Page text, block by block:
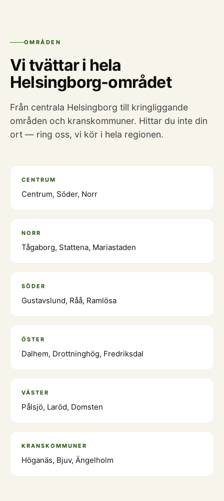
OMRÅDEN
Vi tvättar i hela
Helsingborg-området
Från centrala Helsingborg till kringliggande
områden och kranskommuner. Hittar du inte din
ort — ring oss, vi kör i hela regionen.
CENTRUM
Centrum, Söder, Norr
NORR
Tågaborg, Stattena, Mariastaden
SÖDER
Gustavslund, Råå, Ramlösa
ÖSTER
Dalhem, Drottninghög, Fredriksdal
VÄSTER
Pålsjö, Laröd, Domsten
KRANSKOMMUNER
Höganäs, Bjuv, Ängelholm